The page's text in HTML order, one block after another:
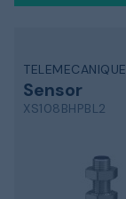
TELEMECANIQUE
Sensor
XS108BHPBL2